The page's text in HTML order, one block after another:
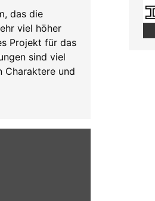
das die
viel höher
Projekt für das
sind viel
Charaktere und